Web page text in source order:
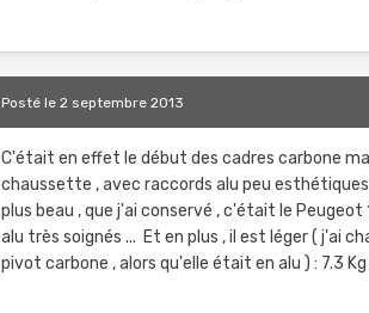
Postéle 2 septembre 2013
C'était en effet le début des cadres carbone
chaussette , avec raccords alu peu
plus beau , que j'ai conservé , c'était le
alu très soignés ... Et en plus , il est léger ( j'ai
pivot carbone , alors qu'elle était en alu ) : 7.3 Kg